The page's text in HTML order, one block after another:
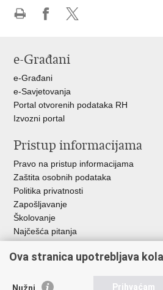
Facebooku
X-
e-Građani
e-Građani
e-Savjetovanja
Portal otvorenih podataka RH
Izvozni portal
Pristup informacijama
Pravo na pristup informacijama
Zaštita osobnih podataka
Politika privatnosti
Zapošljavanje
Školovanje
Najčešća pitanja
Važne poveznice
Ova stranica upotrebljava
Prihvaćam